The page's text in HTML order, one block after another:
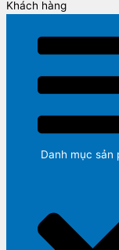
Khách hàng